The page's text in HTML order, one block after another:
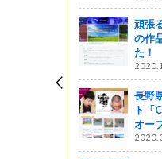
頑張
の作
た！
長野
ト「
オー